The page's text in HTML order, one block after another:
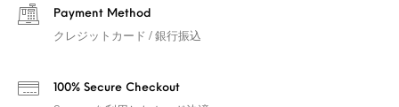
Payment Method
クレジットカード / 銀行振込
100% Secure Checkout